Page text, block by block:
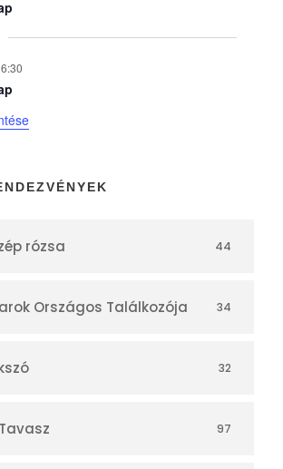
rózsa 44
Országos Találkozója 34
32
97